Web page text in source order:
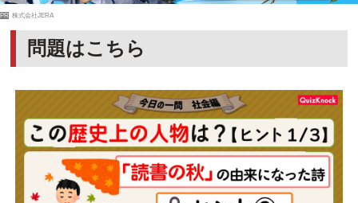
PR 株式会社JERA
問題はこちら